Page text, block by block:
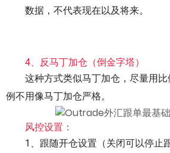
数据，不代表现在以及将来。
4、反马丁加仓（倒金字塔）
这种方式类似马丁加仓，尽量用
例不用像马丁加仓严格。
风控设置 ：
1、跟随开仓设置（关闭可以停止